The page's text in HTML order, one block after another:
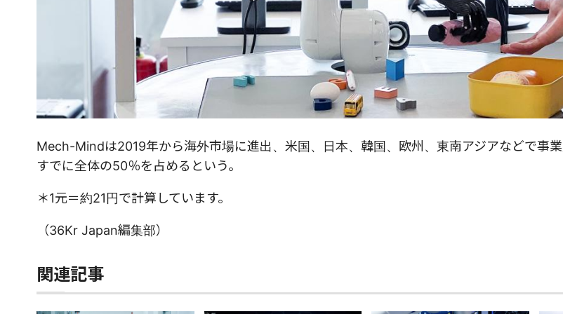
Mech-Mindは2019年から海外市場に進出、米国、日本、韓国、欧州、東南アジアなどで事
すでに全体の50％を占めるという。
＊1元＝約21円で計算しています。
（36Kr Japan編集部）
関連記事